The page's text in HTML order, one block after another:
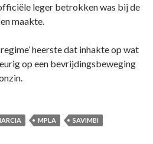
leger betrokken was bij de
maakte.
heerste dat inhakte op wat
op een bevrijdingsbeweging
MPLA SAVIMBI